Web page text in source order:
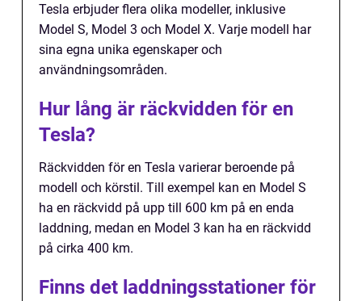
Tesla erbjuder flera olika modeller, inklusive
Model S, Model 3 och Model X. Varje modell har
sina egna unika egenskaper och
användningsområden.
Hur lång är räckvidden för en
Tesla?
Räckvidden för en Tesla varierar beroende på
modell och körstil. Till exempel kan en Model S
ha en räckvidd på upp till 600 km på en enda
laddning, medan en Model 3 kan ha en räckvidd
på cirka 400 km.
Finns det laddningsstationer för